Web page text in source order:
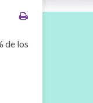
de los